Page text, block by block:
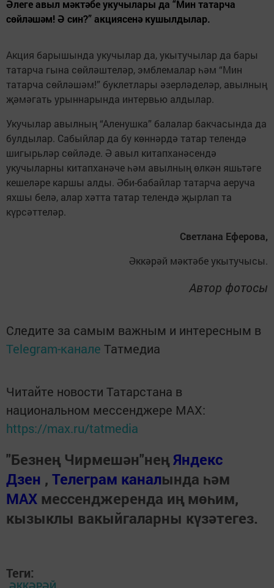
Әлеге авыл мәктәбе укучылары да “Мин татарча
сөйләшәм! Ә син?” акциясенә кушылдылар.
Акция барышында укучылар да, укытучылар да бары
татарча гына сөйләштеләр, эмблемалар һәм “Мин
татарча сөйләшәм!” буклетлары әзерләделәр, авылның
җәмәгать урыннарында интервью алдылар.
Укучылар авылның “Аленушка” балалар бакчасында да
булдылар. Сабыйлар да бу көннәрдә татар телендә
шигырьләр сөйләде. Ә авыл китапханәсендә
укучыларны китапханәче һәм авылның өлкән яшьтәге
кешеләре каршы алды. Әби-бабайлар татарча аеруча
яхшы белә, алар хәтта татар телендә җырлап та
күрсәттеләр.
Светлана Еферова,
Әккәрәй мәктәбе укытучысы.
Автор фотосы
Следите за самым важным и интересным в
Telegram-канале Татмедиа
Читайте новости Татарстана в
национальном мессенджере MАХ:
https://max.ru/tatmedia
"Безнең Чирмешән"неңЯндекс
Дзен , Телеграм каналында һәм
МАХ мессенджеренда иң мөһим,
кызыклы вакыйгаларны күзәтегез.
Теги: